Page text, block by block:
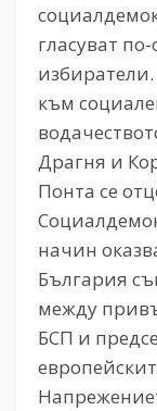
гласуват
към
Драгня и
Понта се
начин
България
между
БСП и